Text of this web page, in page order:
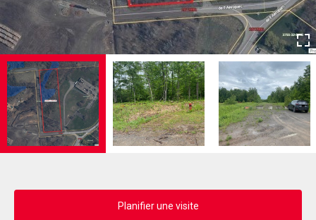
Planifier une visite